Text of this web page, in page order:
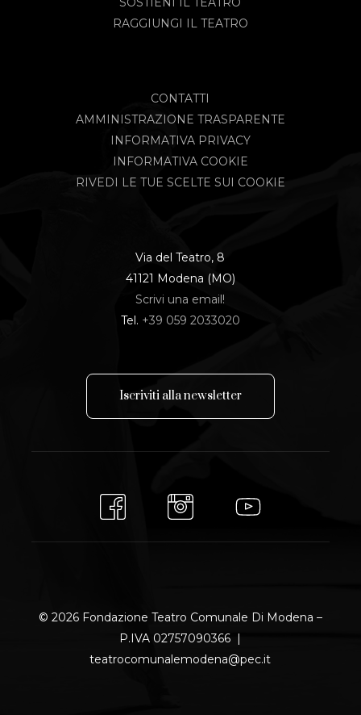
RAGGIUNGI IL TEATRO
CONTATTI
AMMINISTRAZIONE TRASPARENTE
INFORMATIVA PRIVACY
INFORMATIVA COOKIE
RIVEDI LE TUE SCELTE SUI COOKIE
Via del Teatro, 8
41121 Modena (MO)
Scrivi una email!
Tel. +39 059 2033020
Iscriviti allanewsletter
© 2026 Fondazione Teatro Comunale Di Modena –
P.IVA 02757090366 |
teatrocomunalemodena@pec.it